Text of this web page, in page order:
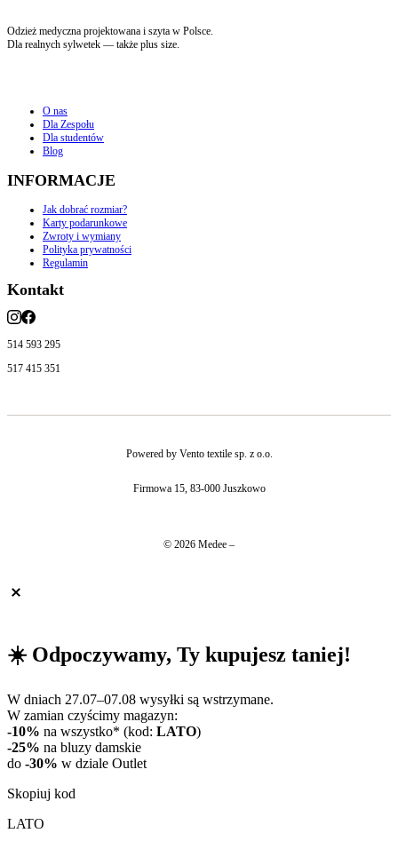
Odzież medyczna projektowana i szyta w Polsce.
Dla realnych sylwetek — także plus size.
O nas
Dla Zespołu
Dla studentów
Blog
INFORMACJE
Jak dobrać rozmiar?
Karty podarunkowe
Zwroty i wymiany
Polityka prywatności
Regulamin
Kontakt
514 593 295
517 415 351
Powered by Vento textile sp. z o.o.
Firmowa 15, 83-000 Juszkowo
© 2026 Medee –
☀️ Odpoczywamy, Ty kupujesz taniej!
W dniach 27.07–07.08 wysyłki są wstrzymane.
W zamian czyścimy magazyn:
-10% na wszystko* (kod: LATO)
-25% na bluzy damskie
do -30% w dziale Outlet
Skopiuj kod
LATO